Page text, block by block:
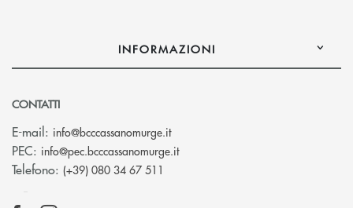
INFORMAZIONI
CONTATTI
E-mail: info@bcccassanomurge.it(si apre l’app di posta elettronica)
PEC: info@pec.bcccassanomurge.it(si apre l’app di posta
Telefono: (+39) 080 34 67 511